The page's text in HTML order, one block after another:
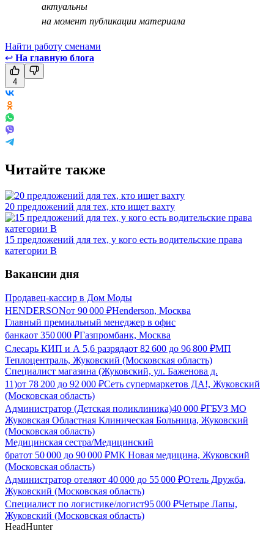
актуальны
на момент публикации материала
Найти работу сменами
↩ На главную блога
4
Читайте также
20 предложений для тех, кто ищет вахту
15 предложений для тех, у кого есть водительские права
категории В
Вакансии дня
Продавец-кассир в Дом Моды
HENDERSONот 90 000 ₽Henderson, Москва
Главный премиальный менеджер в офис
банкаот 350 000 ₽Газпромбанк, Москва
Слесарь КИП и А 5,6 разрядаот 82 600 до 96 800 ₽МП
Теплоцентраль, Жуковский (Московская область)
Специалист магазина (Жуковский, ул. Баженова д.
11)от 78 200 до 92 000 ₽Сеть супермаркетов ДА!, Жуковский
(Московская область)
Администратор (Детская поликлиника)40 000 ₽ГБУЗ МО
Жуковская Областная Клиническая Больница, Жуковский
(Московская область)
Медицинская сестра/Медицинский
братот 50 000 до 90 000 ₽МК Новая медицина, Жуковский
(Московская область)
Администратор отеляот 40 000 до 55 000 ₽Отель Дружба,
Жуковский (Московская область)
Специалист по логистике/логист95 000 ₽Четыре Лапы,
Жуковский (Московская область)
HeadHunter